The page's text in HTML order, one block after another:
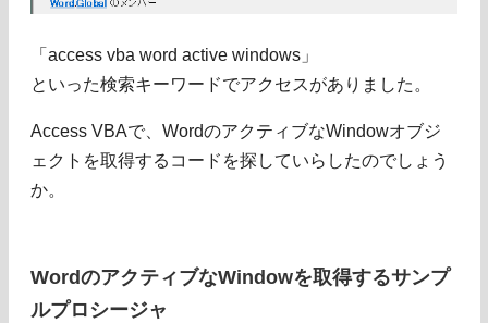
「access vba word active windows」
といった検索キーワードでアクセスがありました。
Access VBAで、WordのアクティブなWindowオブジ
ェクトを取得するコードを探していらしたのでしょう
か。
WordのアクティブなWindowを取得するサンプ
ルプロシージャ